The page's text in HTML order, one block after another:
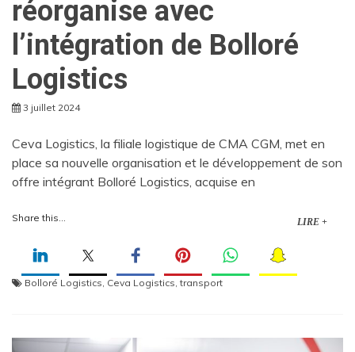
réorganise avec
l’intégration de Bolloré
Logistics
3 juillet 2024
Ceva Logistics, la filiale logistique de CMA CGM, met en
place sa nouvelle organisation et le développement de son
offre intégrant Bolloré Logistics, acquise en
Share this... LIRE +
Bolloré Logistics Ceva Logistics ,transport